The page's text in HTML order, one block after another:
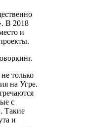
В 2018
и
только
на Угре.
с
Такие
и